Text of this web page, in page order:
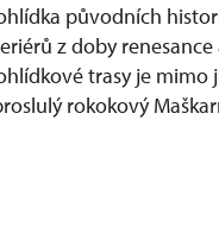
původních
z doby
trasy je mimo
rokokový